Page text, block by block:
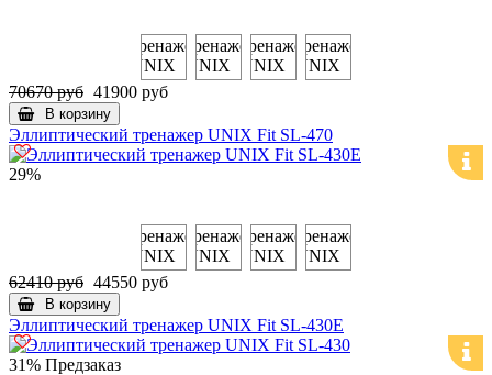
70670 руб 41900 руб
В корзину
Эллиптический тренажер UNIX Fit SL-470
29%
62410 руб 44550 руб
В корзину
Эллиптический тренажер UNIX Fit SL-430E
31% Предзаказ